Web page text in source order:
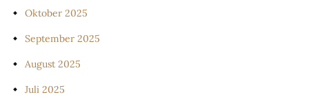
Oktober 2025
September 2025
August 2025
Juli 2025